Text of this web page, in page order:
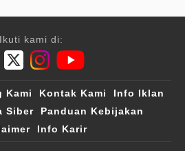
Ikuti kami di:
Kami Kontak Kami
Info Iklan
Siber
Panduan Kebijakan
Info Karir